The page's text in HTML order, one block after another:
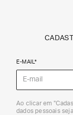
EA7
E-MAIL*
Ao clicar em
dados pessoais